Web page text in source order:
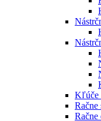
Kľúče
Račne
Račne